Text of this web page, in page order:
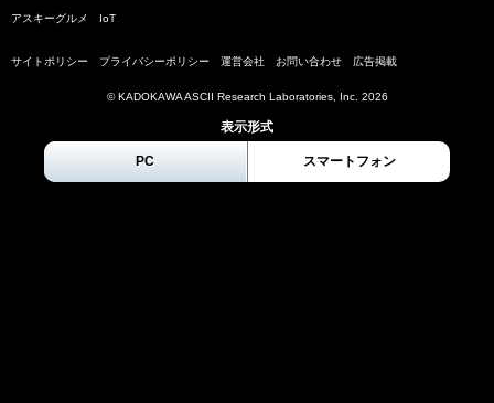
アスキーグルメ IoT
サイトポリシー プライバシーポリシー 運営会社 お問い合わせ 広告掲載
© KADOKAWA ASCII Research Laboratories, Inc. 2026
表示形式
PC スマートフォン